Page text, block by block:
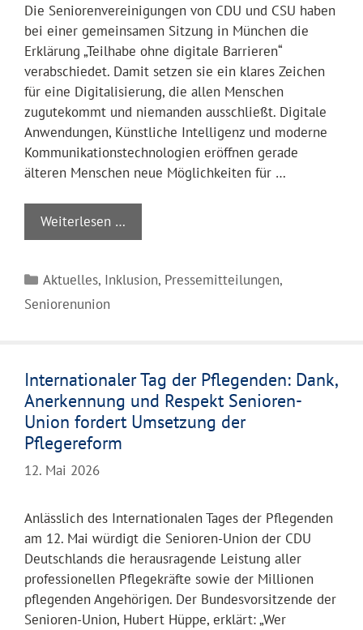
Die Seniorenvereinigungen von CDU und CSU haben
bei einer gemeinsamen Sitzung in München die
Erklärung „Teilhabe ohne digitale Barrieren“
verabschiedet. Damit setzen sie ein klares Zeichen
für eine Digitalisierung, die allen Menschen
zugutekommt und niemanden ausschließt. Digitale
Anwendungen, Künstliche Intelligenz und moderne
Kommunikationstechnologien eröffnen gerade
älteren Menschen neue Möglichkeiten für …
Weiterlesen …
Kategorien
Aktuelles, Inklusion, Pressemitteilungen,
Seniorenunion
Internationaler Tag der Pflegenden: Dank,
Anerkennung und Respekt Senioren-
Union fordert Umsetzung der
Pflegereform
12. Mai 2026
Anlässlich des Internationalen Tages der Pflegenden
am 12. Mai würdigt die Senioren-Union der CDU
Deutschlands die herausragende Leistung aller
professionellen Pflegekräfte sowie der Millionen
pflegenden Angehörigen. Der Bundesvorsitzende der
Senioren-Union, Hubert Hüppe, erklärt: „Wer